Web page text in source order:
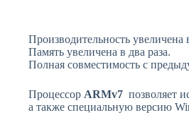
Производительность увеличена
Память увеличена в два раза.
Полная совместимость с
Процессор ARMv7 позволяет
а также специальную версию